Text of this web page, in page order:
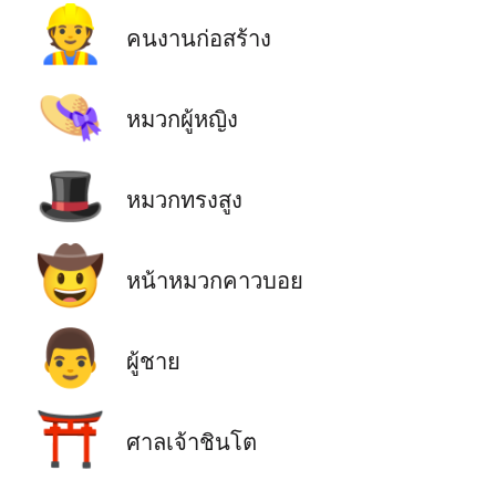
👷 คนงานก่อสร้าง
👒 หมวกผู้หญิง
🎩 หมวกทรงสูง
🤠 หน้าหมวกคาวบอย
👨 ผู้ชาย
⛩️ ศาลเจ้าชินโต